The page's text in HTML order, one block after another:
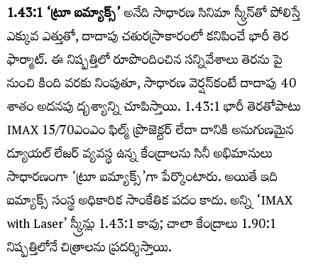
1.43:1 ‘ట్రూ ఐమ్యాక్స్‌’అనేది సాధారణ సినిమా స్క్రీన్‌తో పోలిస్తే
ఎక్కువ ఎత్తుతో, దాదాపు చతురస్రాకారంలో కనిపించే భారీ తెర
ఫార్మాట్‌. ఈ నిష్పత్తిలో రూపొందించిన సన్నివేశాలు తెరను పై
నుంచి కింది వరకు నింపుతూ, సాధారణ వెర్షన్‌కంటే దాదాపు 40
శాతం అదనపు దృశ్యాన్ని చూపిస్తాయి. 1.43:1 భారీ తెరతోపాటు
IMAX 15/70ఎంఎం ఫిల్మ్‌ ప్రొజెక్టర్‌ లేదా దానికి అనుగుణమైన
డ్యూయల్‌ లేజర్‌ వ్యవస్థ ఉన్న కేంద్రాలను సినీ అభిమానులు
సాధారణంగా ‘ట్రూ ఐమ్యాక్స్‌’గా పేర్కొంటారు. అయితే ఇది
ఐమ్యాక్స్‌ సంస్థ అధికారిక సాంకేతిక పదం కాదు. అన్ని ‘IMAX
with Laser’ స్క్రీన్లు 1.43:1 కావు; చాలా కేంద్రాలు 1.90:1
నిష్పత్తిలోనే చిత్రాలను ప్రదర్శిస్తాయి.